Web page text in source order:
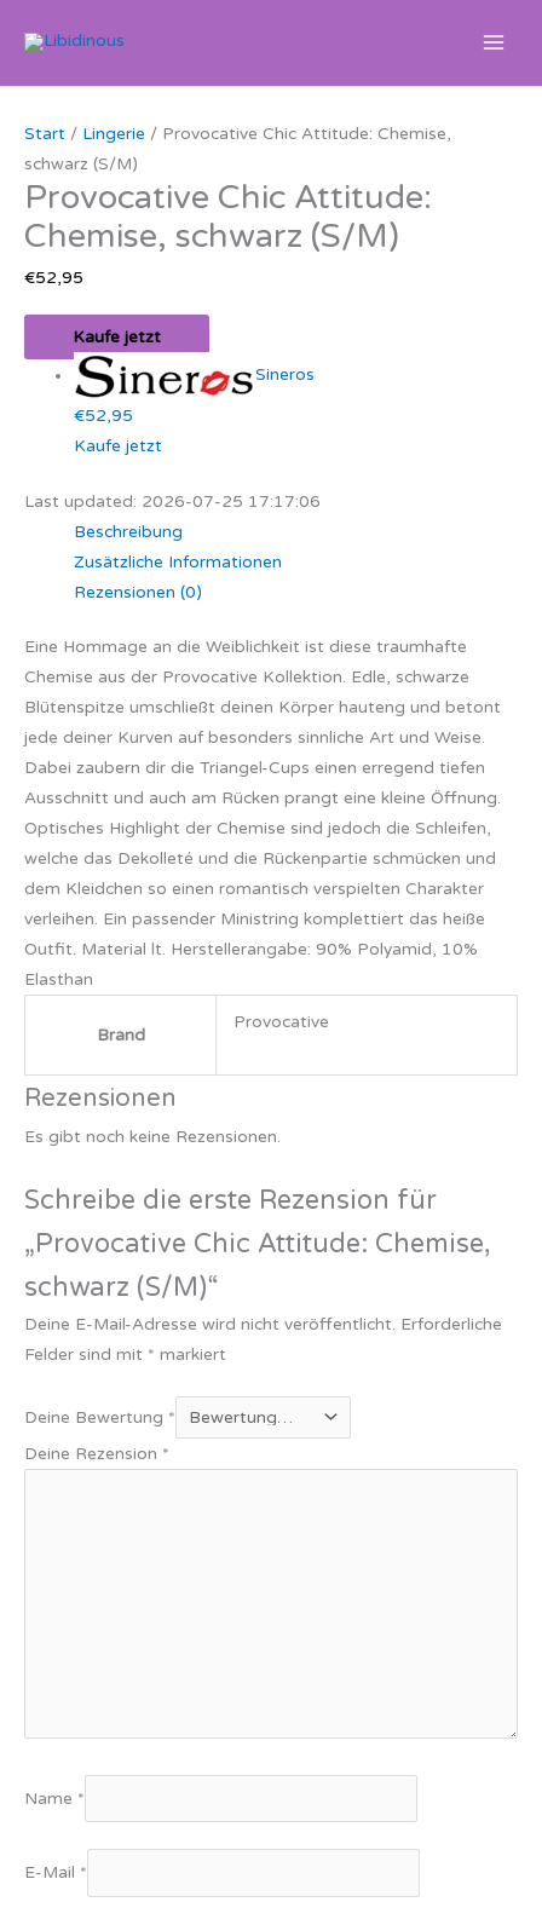
Inhalt
Start / Lingerie / Provocative Chic Attitude: Chemise,
schwarz (S/M)
Provocative Chic Attitude:
Chemise, schwarz (S/M)
€52,95
Kaufe jetzt
Sineros
€52,95
Kaufe jetzt
Last updated: 2026-07-25 17:17:06
Beschreibung
Zusätzliche Informationen
Rezensionen (0)
Eine Hommage an die Weiblichkeit ist diese traumhafte
Chemise aus der Provocative Kollektion. Edle, schwarze
Blütenspitze umschließt deinen Körper hauteng und betont
jede deiner Kurven auf besonders sinnliche Art und Weise.
Dabei zaubern dir die Triangel-Cups einen erregend tiefen
Ausschnitt und auch am Rücken prangt eine kleine Öffnung.
Optisches Highlight der Chemise sind jedoch die Schleifen,
welche das Dekolleté und die Rückenpartie schmücken und
dem Kleidchen so einen romantisch verspielten Charakter
verleihen. Ein passender Ministring komplettiert das heiße
Outfit. Material lt. Herstellerangabe: 90% Polyamid, 10%
Elasthan
Brand
Provocative
Rezensionen
Es gibt noch keine Rezensionen.
Schreibe die erste Rezension für
„Provocative Chic Attitude: Chemise,
schwarz (S/M)“
Deine E-Mail-Adresse wird nicht veröffentlicht. Erforderliche
Felder sind mit * markiert
Deine Bewertung *
Deine Rezension *
Name *
E-Mail *
Preis
€79,95
Preis
€74,99.